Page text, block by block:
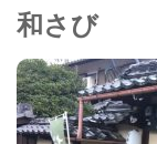
和さび